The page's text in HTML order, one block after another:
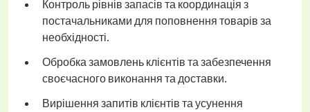
Контроль рівнів запасів та координація з
постачальниками для поповнення товарів за
необхідності.
Обробка замовлень клієнтів та забезпечення
своєчасного виконання та доставки.
Вирішення запитів клієнтів та усунення